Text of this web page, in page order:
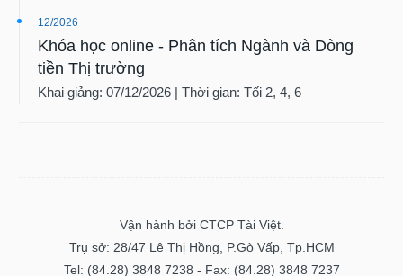
12/2026
Khóa học online - Phân tích Ngành và Dòng
tiền Thị trường
Khai giảng: 07/12/2026 | Thời gian: Tối 2, 4, 6
Vận hành bởi CTCP Tài Việt.
Trụ sở: 28/47 Lê Thị Hồng, P.Gò Vấp, Tp.HCM
Tel: (84.28) 3848 7238 - Fax: (84.28) 3848 7237